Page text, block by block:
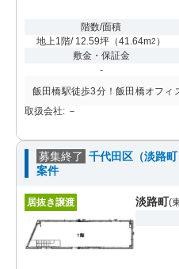
階数/面積
地上1階/ 12.59坪 （41.64m2 ）
敷金・保証金
-
飯田橋駅徒歩3分！飯田橋オフィ
取扱会社: －
募集終了 千代田区（淡路
案件
居抜き譲渡 淡路町(